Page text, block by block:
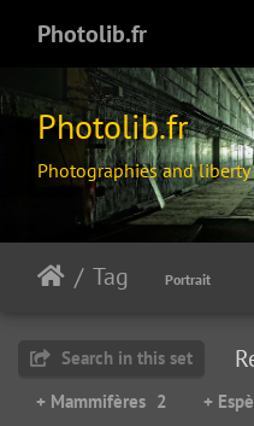
Photolib.fr
Photolib.fr
Photographies and liberty
Tag Portrait
Search in this set
+ Mammifères 2 +